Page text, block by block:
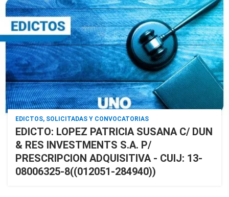
EDICTOS, SOLICITADAS Y CONVOCATORIAS
EDICTO: LOPEZ PATRICIA SUSANA C/ DUN
& RES INVESTMENTS S.A. P/
PRESCRIPCION ADQUISITIVA - CUIJ: 13-
08006325-8((012051-284940))